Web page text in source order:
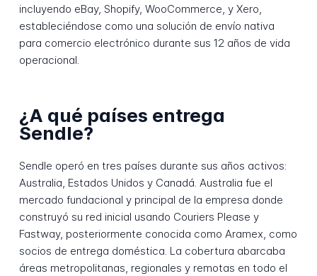
incluyendo eBay, Shopify, WooCommerce, y Xero,
estableciéndose como una solución de envío nativa
para comercio electrónico durante sus 12 años de vida
operacional.
¿A qué países entrega
Sendle?
Sendle operó en tres países durante sus años activos:
Australia, Estados Unidos y Canadá. Australia fue el
mercado fundacional y principal de la empresa donde
construyó su red inicial usando Couriers Please y
Fastway, posteriormente conocida como Aramex, como
socios de entrega doméstica. La cobertura abarcaba
áreas metropolitanas, regionales y remotas en todo el